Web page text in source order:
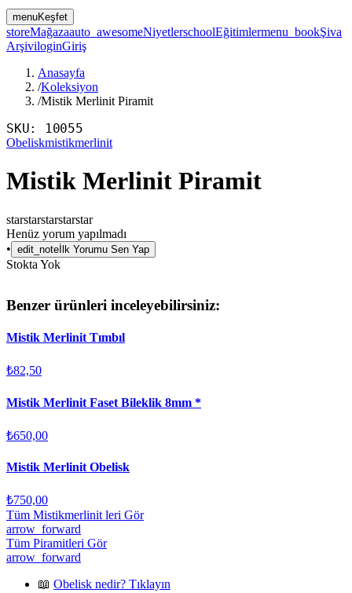
menuKeşfet
storeMağazaauto_awesomeNiyetlerschoolEğitimlermenu_bookŞiva
ArşiviloginGiriş
Anasayfa
/Koleksiyon
/Mistik Merlinit Piramit
SKU: 10055
Obeliskmistikmerlinit
Mistik Merlinit Piramit
starstarstarstarstar
Henüz yorum yapılmadı
• edit_note İlk Yorumu Sen Yap
Stokta Yok
Benzer ürünleri inceleyebilirsiniz:
Mistik Merlinit Tımbıl
₺82,50
Mistik Merlinit Faset Bileklik 8mm *
₺650,00
Mistik Merlinit Obelisk
₺750,00
Tüm Mistikmerlinit leri Gör
arrow_forward
Tüm Piramitleri Gör
arrow_forward
📖 Obelisk nedir? Tıklayın